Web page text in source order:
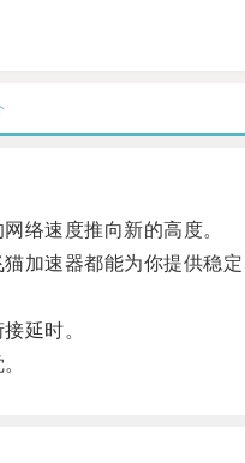
络速度推向新的高度。
速器都能为你提供稳定
延时。